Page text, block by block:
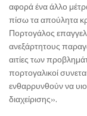
αφορά ένα άλλο
πίσω τα απούλητα
Πορτογάλος
ανεξάρτητους
αιτίες των
πορτογαλικοί
ενθαρρυνθούν να
διαχείρισης».